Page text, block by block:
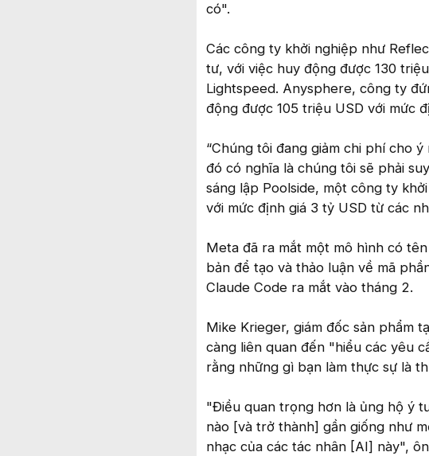
có".
Các công ty khởi nghiệp như
tư, với việc huy động được 130
Lightspeed. Anysphere, công ty
động được 105 triệu USD với mức
“Chúng tôi đang giảm chi phí cho
đó có nghĩa là chúng tôi sẽ phải
sáng lập Poolside, một công ty
với mức định giá 3 tỷ USD từ các
Meta đã ra mắt một mô hình có
bản để tạo và thảo luận về mã
Claude Code ra mắt vào tháng 2.
Mike Krieger, giám đốc sản phẩm
càng liên quan đến "hiểu các yêu
rằng những gì bạn làm thực sự là
"Điều quan trọng hơn là ủng hộ ý
nào [và trở thành] gần giống như
nhạc của các tác nhân [AI] này",